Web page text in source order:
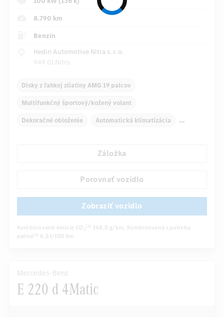
8.790 km
Benzín
Hedin Automotive Nitra s. r. o.
949 01 Nitra
Disky z ľahkej zliatiny AMG 19 palcov
Multifunkčný športový/kožený volant
Dekoračné obloženie Automatická klimatizácia
Priame riadenie
Záložka
Porovnať vozidlo
Zobraziť vozidlo
Kombinované emisie CO 2 [4] 148,0 g/km, Kombinovaná spotreba
paliva
[4] 6,5 l/100 km
Mercedes-Benz
E 220 d 4Matic